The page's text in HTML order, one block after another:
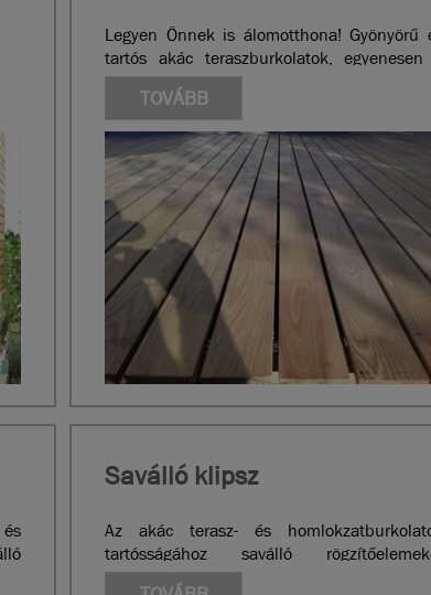
Legyen Önnek is álomotthona! Gyönyörű
tartós akác teraszburkolatok,
gyártót
Saválló klipsz
Az akác terasz- és
tartósságához saválló
használunk